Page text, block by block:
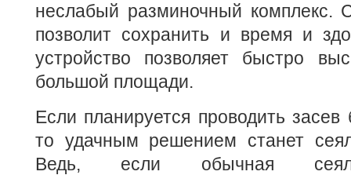
неслабый разминочный комплекс.
позволит сохранить и время и
устройство позволяет быстро
большой площади.
Если планируется проводить
то удачным решением станет
Ведь, если обычная